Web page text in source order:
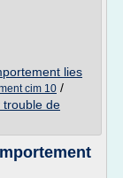
lies
cim 10 /
trouble de